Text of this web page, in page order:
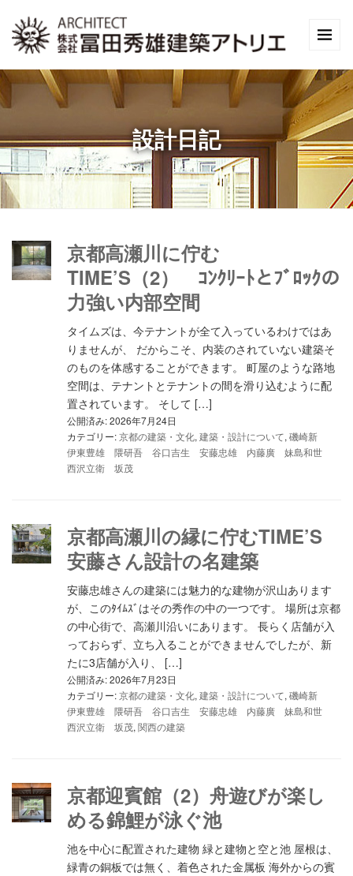
設計日記
京都高瀬川に佇む
TIME’S（2） ｺﾝｸﾘｰﾄとﾌﾞﾛｯｸの
力強い内部空間
タイムズは、今テナントが全て入っているわけではあ
りませんが、 だからこそ、内装のされていない建築そ
のものを体感することができます。 町屋のような路地
空間は、テナントとテナントの間を滑り込むように配
置されています。 そして […]
公開済み: 2026年7月24日
カテゴリー:京都の建築・文化, 建築・設計について, 磯崎新
伊東豊雄 隈研吾 谷口吉生 安藤忠雄 内藤廣 妹島和世
西沢立衛 坂茂
京都高瀬川の縁に佇むTIME’S
安藤さん設計の名建築
安藤忠雄さんの建築には魅力的な建物が沢山あります
が、このﾀｲﾑｽﾞはその秀作の中の一つです。 場所は京都
の中心街で、高瀬川沿いにあります。 長らく店舗が入
っておらず、立ち入ることができませんでしたが、新
たに3店舗が入り、 […]
公開済み: 2026年7月23日
カテゴリー:京都の建築・文化, 建築・設計について, 磯崎新
伊東豊雄 隈研吾 谷口吉生 安藤忠雄 内藤廣 妹島和世
西沢立衛 坂茂, 関西の建築
京都迎賓館（2）舟遊びが楽し
める錦鯉が泳ぐ池
池を中心に配置された建物 緑と建物と空と池 屋根は、
緑青の銅板では無く、着色された金属板 海外からの賓